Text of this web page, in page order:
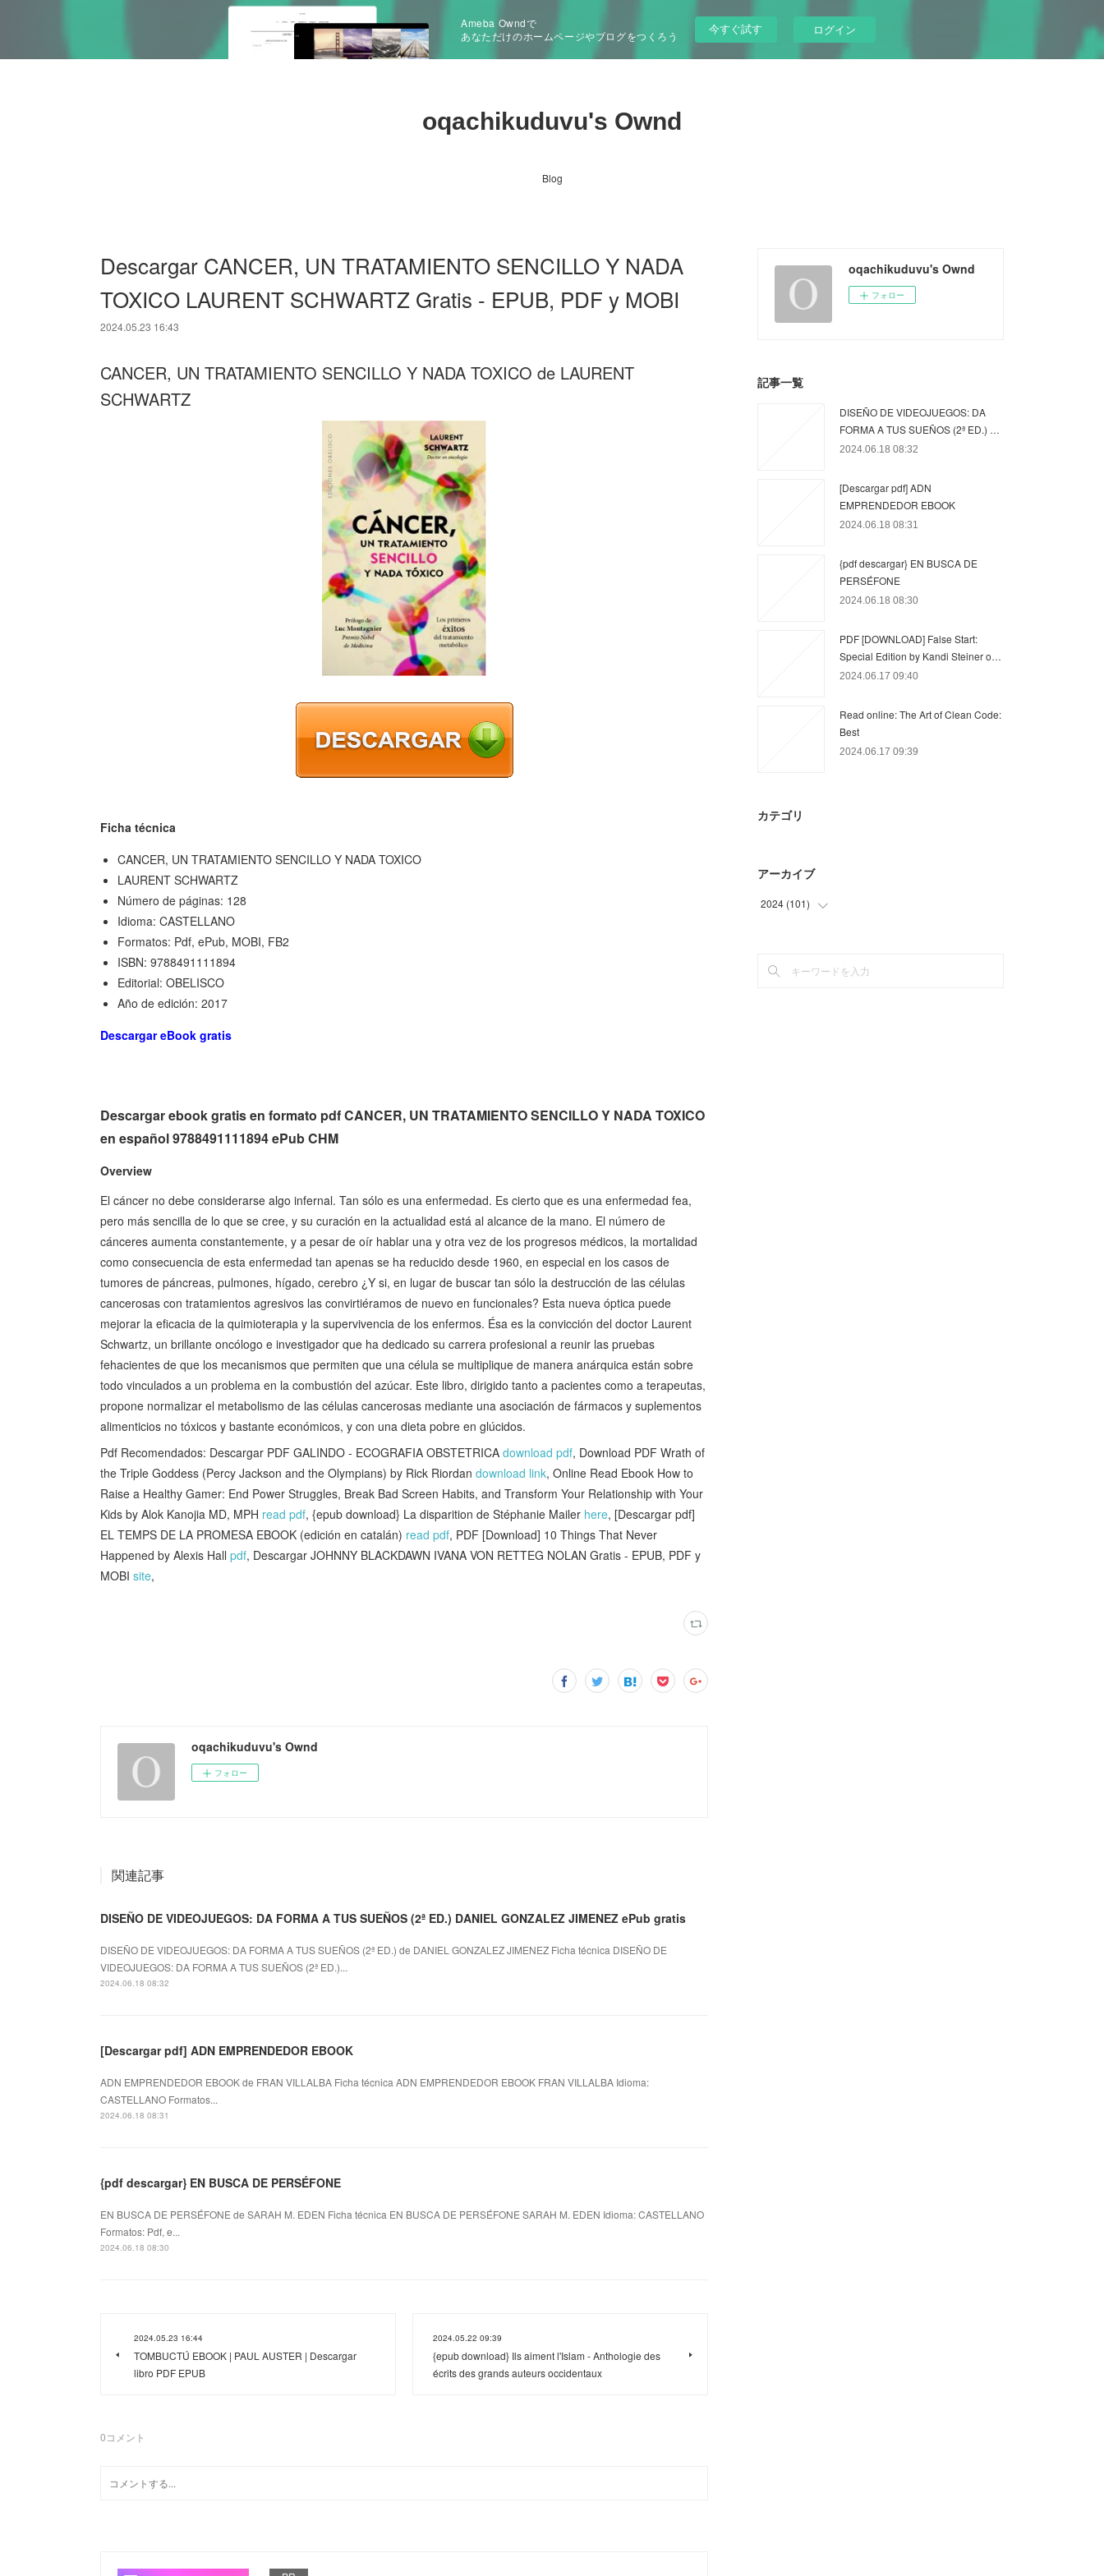
Ameba Owndで
あなただけのホームページやブログをつくろう
今すぐ試す ログイン
oqachikuduvu's Ownd
Blog
Descargar CANCER, UN TRATAMIENTO SENCILLO Y NADA
TOXICO LAURENT SCHWARTZ Gratis - EPUB, PDF y MOBI
2024.05.23 16:43
CANCER, UN TRATAMIENTO SENCILLO Y NADA TOXICO de LAURENT
SCHWARTZ
Ficha técnica
CANCER, UN TRATAMIENTO SENCILLO Y NADA TOXICO
LAURENT SCHWARTZ
Número de páginas: 128
Idioma: CASTELLANO
Formatos: Pdf, ePub, MOBI, FB2
ISBN: 9788491111894
Editorial: OBELISCO
Año de edición: 2017
Descargar eBook gratis
Descargar ebook gratis en formato pdf CANCER, UN TRATAMIENTO SENCILLO Y NADA TOXICO
en español 9788491111894 ePub CHM
Overview
El cáncer no debe considerarse algo infernal. Tan sólo es una enfermedad. Es cierto que es una enfermedad fea,
pero más sencilla de lo que se cree, y su curación en la actualidad está al alcance de la mano. El número de
cánceres aumenta constantemente, y a pesar de oír hablar una y otra vez de los progresos médicos, la mortalidad
como consecuencia de esta enfermedad tan apenas se ha reducido desde 1960, en especial en los casos de
tumores de páncreas, pulmones, hígado, cerebro ¿Y si, en lugar de buscar tan sólo la destrucción de las células
cancerosas con tratamientos agresivos las convirtiéramos de nuevo en funcionales? Esta nueva óptica puede
mejorar la eficacia de la quimioterapia y la supervivencia de los enfermos. Ésa es la convicción del doctor Laurent
Schwartz, un brillante oncólogo e investigador que ha dedicado su carrera profesional a reunir las pruebas
fehacientes de que los mecanismos que permiten que una célula se multiplique de manera anárquica están sobre
todo vinculados a un problema en la combustión del azúcar. Este libro, dirigido tanto a pacientes como a terapeutas,
propone normalizar el metabolismo de las células cancerosas mediante una asociación de fármacos y suplementos
alimenticios no tóxicos y bastante económicos, y con una dieta pobre en glúcidos.
Pdf Recomendados: Descargar PDF GALINDO - ECOGRAFIA OBSTETRICA download pdf, Download PDF Wrath of
the Triple Goddess (Percy Jackson and the Olympians) by Rick Riordan download link, Online Read Ebook How to
Raise a Healthy Gamer: End Power Struggles, Break Bad Screen Habits, and Transform Your Relationship with Your
Kids by Alok Kanojia MD, MPH read pdf, {epub download} La disparition de Stéphanie Mailer here, [Descargar pdf]
EL TEMPS DE LA PROMESA EBOOK (edición en catalán) read pdf, PDF [Download] 10 Things That Never
Happened by Alexis Hall pdf, Descargar JOHNNY BLACKDAWN IVANA VON RETTEG NOLAN Gratis - EPUB, PDF y
MOBI site,
oqachikuduvu's Ownd
フォロー
関連記事
DISEÑO DE VIDEOJUEGOS: DA FORMA A TUS SUEÑOS (2ª ED.) DANIEL GONZALEZ JIMENEZ ePub gratis
DISEÑO DE VIDEOJUEGOS: DA FORMA A TUS SUEÑOS (2ª ED.) de DANIEL GONZALEZ JIMENEZ Ficha técnica DISEÑO DE
VIDEOJUEGOS: DA FORMA A TUS SUEÑOS (2ª ED.)...
2024.06.18 08:32
[Descargar pdf] ADN EMPRENDEDOR EBOOK
ADN EMPRENDEDOR EBOOK de FRAN VILLALBA Ficha técnica ADN EMPRENDEDOR EBOOK FRAN VILLALBA Idioma:
CASTELLANO Formatos...
2024.06.18 08:31
{pdf descargar} EN BUSCA DE PERSÉFONE
EN BUSCA DE PERSÉFONE de SARAH M. EDEN Ficha técnica EN BUSCA DE PERSÉFONE SARAH M. EDEN Idioma: CASTELLANO
Formatos: Pdf, e...
2024.06.18 08:30
2024.05.23 16:44
TOMBUCTÚ EBOOK | PAUL AUSTER | Descargar
libro PDF EPUB
2024.05.22 09:39
{epub download} Ils aiment l'Islam - Anthologie des
écrits des grands auteurs occidentaux
0コメント
oqachikuduvu's Ownd
フォロー
記事一覧
DISEÑO DE VIDEOJUEGOS: DA
FORMA A TUS SUEÑOS (2ª ED.) …
2024.06.18 08:32
[Descargar pdf] ADN
EMPRENDEDOR EBOOK
2024.06.18 08:31
{pdf descargar} EN BUSCA DE
PERSÉFONE
2024.06.18 08:30
PDF [DOWNLOAD] False Start:
Special Edition by Kandi Steiner o…
2024.06.17 09:40
Read online: The Art of Clean Code:
Best
2024.06.17 09:39
カテゴリ
アーカイブ
2024 (101)